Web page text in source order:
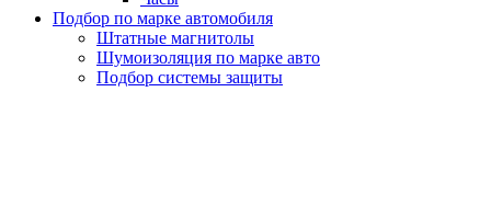
Подбор по марке автомобиля
Штатные магнитолы
Шумоизоляция по марке авто
Подбор системы защиты